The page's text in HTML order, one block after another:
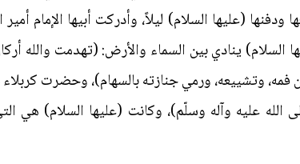
(عليها السلام) ليلاً، وأدركت أبيها الإمام
ينادي بين السماء والأرض: (تهدمت والله
وتشييعه، ورمي جنازته بالسهام)، وحضرت كربلاء
الله عليه وآله وسلّم)، وكانت (عليها السلام) هي